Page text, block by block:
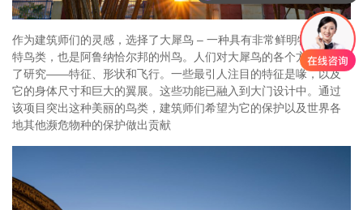
作为建筑师们的灵感，选择了大犀鸟 – 一种具有非常鲜明特征的独
特鸟类，也是阿鲁纳恰尔邦的州鸟。人们对大犀鸟的各个方面进行
了研究——特征、形状和飞行。一些最引人注目的特征是喙，以及
它的身体尺寸和巨大的翼展。这些功能已融入到大门设计中。通过
该项目突出这种美丽的鸟类，建筑师们希望为它的保护以及世界各
地其他濒危物种的保护做出贡献